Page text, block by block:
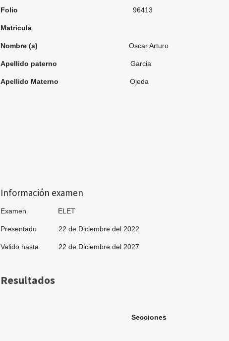
Folio 96413
Matricula
Nombre (s) Oscar Arturo
Apellido paterno Garcia
Apellido Materno Ojeda
Información examen
Examen ELET
Presentado 22 de Diciembre del 2022
Valido hasta 22 de Diciembre del 2027
Resultados
Secciones